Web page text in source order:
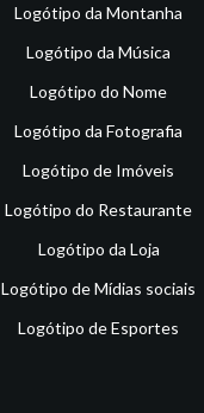
Logótipo da Montanha
Logótipo da Música
Logótipo do Nome
Logótipo da Fotografia
Logótipo de Imóveis
Logótipo do Restaurante
Logótipo da Loja
Logótipo de Mídias sociais
Logótipo de Esportes